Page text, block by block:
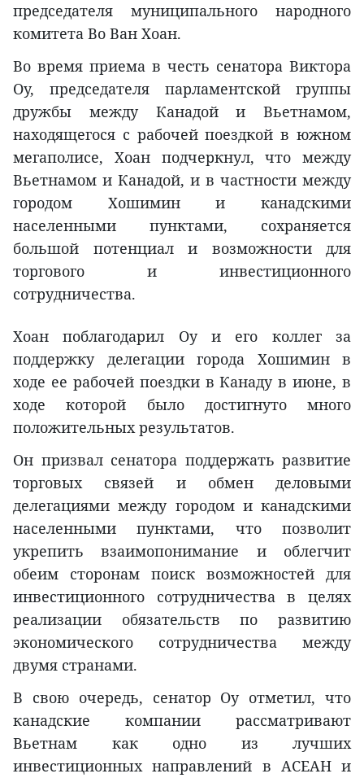
председателя муниципального народного
комитета Во Ван Хоан.
Во время приема в честь сенатора Виктора
Оу, председателя парламентской группы
дружбы между Канадой и Вьетнамом,
находящегося с рабочей поездкой в южном
мегаполисе, Хоан подчеркнул, что между
Вьетнамом и Канадой, и в частности между
городом Хошимин и канадскими
населенными пунктами, сохраняется
большой потенциал и возможности для
торгового и инвестиционного
сотрудничества.
Хоан поблагодарил Оу и его коллег за
поддержку делегации города Хошимин в
ходе ее рабочей поездки в Канаду в июне, в
ходе которой было достигнуто много
положительных результатов.
Он призвал сенатора поддержать развитие
торговых связей и обмен деловыми
делегациями между городом и канадскими
населенными пунктами, что позволит
укрепить взаимопонимание и облегчит
обеим сторонам поиск возможностей для
инвестиционного сотрудничества в целях
реализации обязательств по развитию
экономического сотрудничества между
двумя странами.
В свою очередь, сенатор Оу отметил, что
канадские компании рассматривают
Вьетнам как одно из лучших
инвестиционных направлений в АСЕАН и